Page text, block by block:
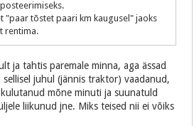
"paar tõstet paari km kaugusel" jaoks
rentima.
ja tahtis paremale minna, aga ässad
juhul (jännis traktor) vaadanud,
mõne minuti ja suunatuld
liikunud jne. Miks teised nii ei võiks